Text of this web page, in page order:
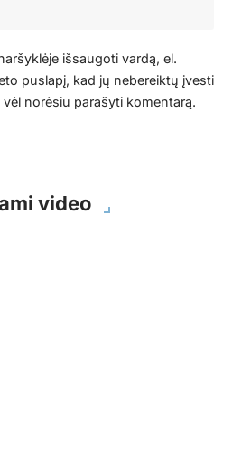
išsaugoti vardą, el.
puslapį, kad jų nebereiktų įvesti
norėsiu parašyti komentarą.
video